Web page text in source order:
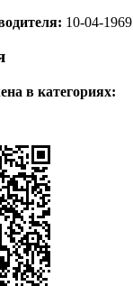
10-04-1969
в категориях: